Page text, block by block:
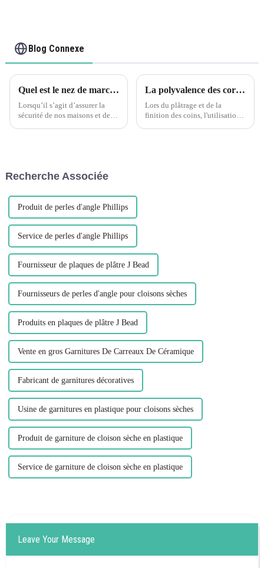
Blog Connexe
Quel est le nez de marche le plus sûr ?:Boucle d'escalier en plastique PVC flexible et écologique Leguwe
Lorsqu’il s’agit d’assurer la
sécurité de nos maisons et de
dans...
La polyvalence des cornières d'enduit en PVC flexible
Lors du plâtrage et de la
finition des coins, l'utilisation
Recherche Associée
Produit de perles d'angle Phillips
Service de perles d'angle Phillips
Fournisseur de plaques de plâtre J Bead
Fournisseurs de perles d'angle pour cloisons sèches
Produits en plaques de plâtre J Bead
Vente en gros Garnitures De Carreaux De Céramique
Fabricant de garnitures décoratives
Usine de garnitures en plastique pour cloisons sèches
Produit de garniture de cloison sèche en plastique
Service de garniture de cloison sèche en plastique
Leave Your Message